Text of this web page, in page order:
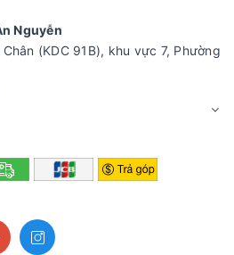
Nguyễn
(KDC 91B), khu vực 7, Phường